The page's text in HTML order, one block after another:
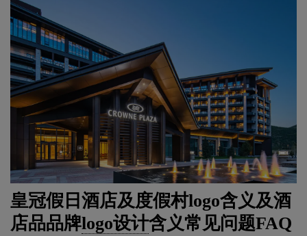
皇冠假日酒店及度假村logo含义及酒
店品品牌logo设计含义常见问题FAQ